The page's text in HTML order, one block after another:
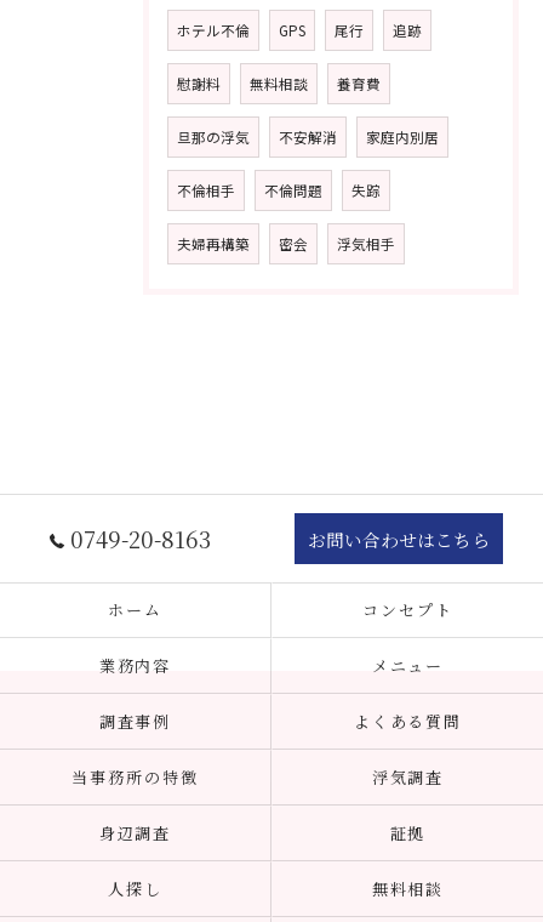
ホテル不倫 GPS 尾行 追跡
慰謝料 無料相談 養育費
旦那の浮気 不安解消 家庭内別居
不倫相手 不倫問題 失踪
夫婦再構築 密会 浮気相手
0749-20-8163 お問い合わせはこちら
ホーム コンセプト
業務内容 メニュー
調査事例 よくある質問
当事務所の特徴 浮気調査
身辺調査 証拠
人探し 無料相談